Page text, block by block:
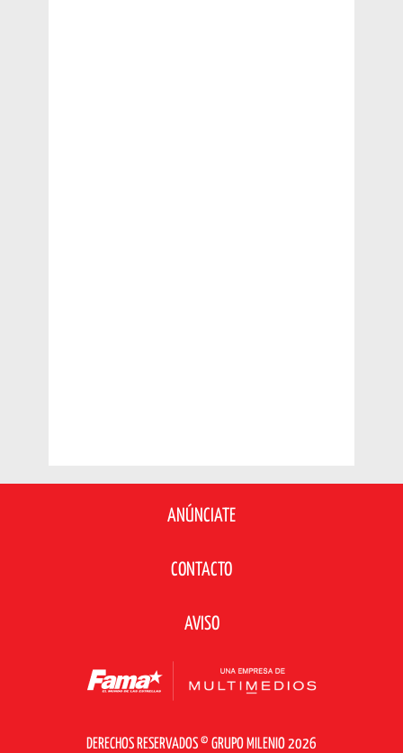
ANÚNCIATE
CONTACTO
AVISO
DERECHOS RESERVADOS © GRUPO MILENIO 2026